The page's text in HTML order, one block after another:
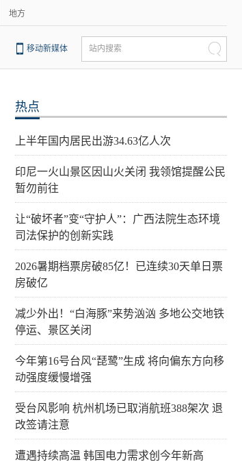
地方
移动新媒体 站内搜索
热点
上半年国内居民出游34.63亿人次
印尼一火山景区因山火关闭 我领馆提醒公民
暂勿前往
让“破坏者”变“守护人”：广西法院生态环境
司法保护的创新实践
2026暑期档票房破85亿！已连续30天单日票
房破亿
减少外出！“白海豚”来势汹汹 多地公交地铁
停运、景区关闭
今年第16号台风“琵鹭”生成 将向偏东方向移
动强度缓慢增强
受台风影响 杭州机场已取消航班388架次 退
改签请注意
遭遇持续高温 韩国电力需求创今年新高